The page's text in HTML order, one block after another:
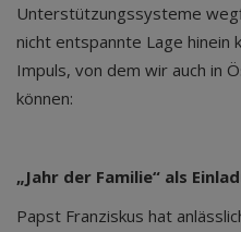
Unterstützungssysteme
nicht entspannte Lage hinein
Impuls, von dem wir auch in
können:
„Jahr der Familie“ als
Papst Franziskus hat